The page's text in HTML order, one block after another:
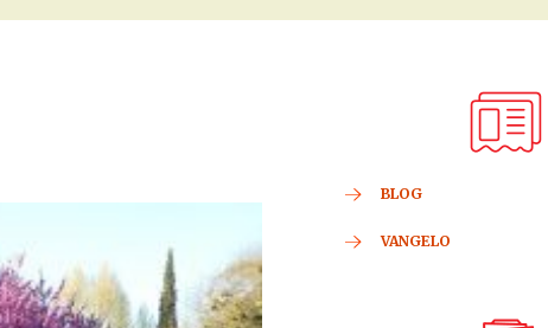
BLOG
VANGELO